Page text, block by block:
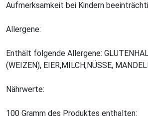
Aufmerksamkeit bei Kindern
Allergene:
Enthält folgende Allergene:
(WEIZEN), EIER,MILCH,NÜSSE,
Nährwerte:
100 Gramm des Produktes enthalten: